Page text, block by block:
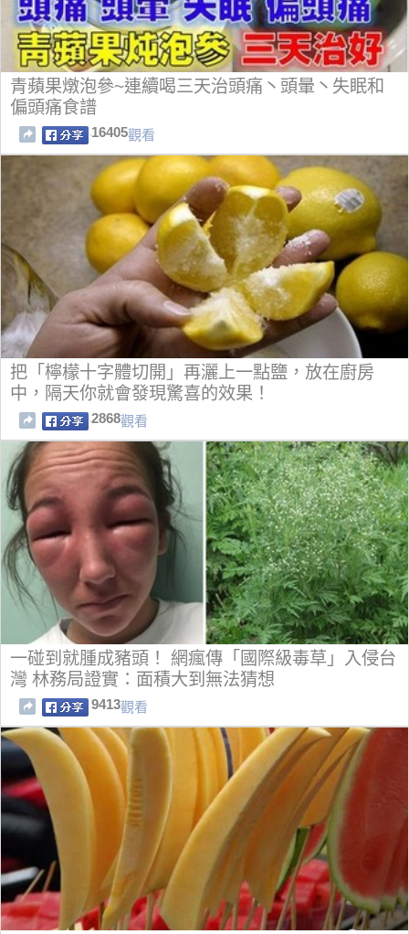
青蘋果燉泡參~連續喝三天治頭痛丶頭暈丶失眠和
偏頭痛食譜
16405觀看
把「檸檬十字體切開」再灑上一點鹽，放在廚房
中，隔天你就會發現驚喜的效果！
2868觀看
一碰到就腫成豬頭！ 網瘋傳「國際級毒草」入侵台
灣 林務局證實：面積大到無法猜想
9413觀看